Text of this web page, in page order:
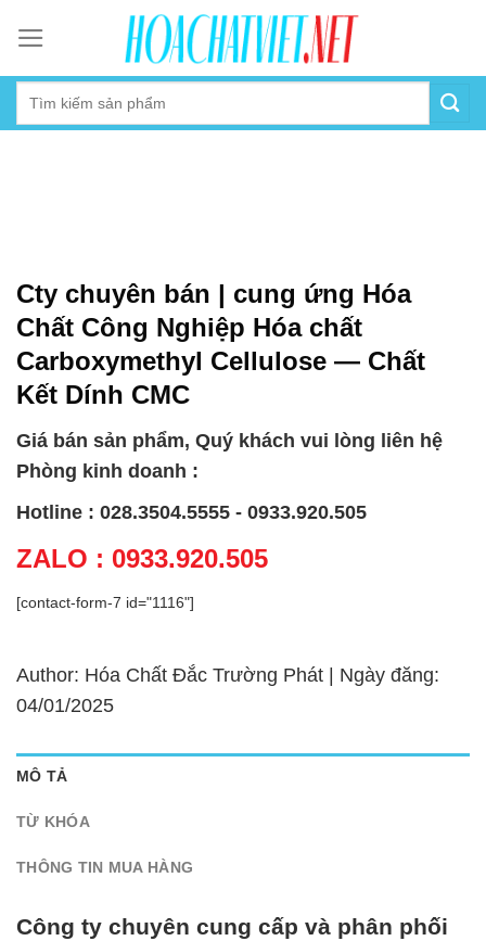
content
Cty chuyên bán | cung ứng Hóa
Chất Công Nghiệp Hóa chất
Carboxymethyl Cellulose — Chất
Kết Dính CMC
Giá bán sản phẩm, Quý khách vui lòng liên hệ
Phòng kinh doanh :
Hotline : 028.3504.5555 - 0933.920.505
ZALO : 0933.920.505
[contact-form-7 id="1116"]
Author: Hóa Chất Đắc Trường Phát | Ngày đăng:
04/01/2025
MÔ TẢ
TỪ KHÓA
THÔNG TIN MUA HÀNG
Công ty chuyên cung cấp và phân phối